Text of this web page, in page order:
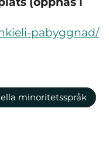
pabyggnad/
minoritetsspråk